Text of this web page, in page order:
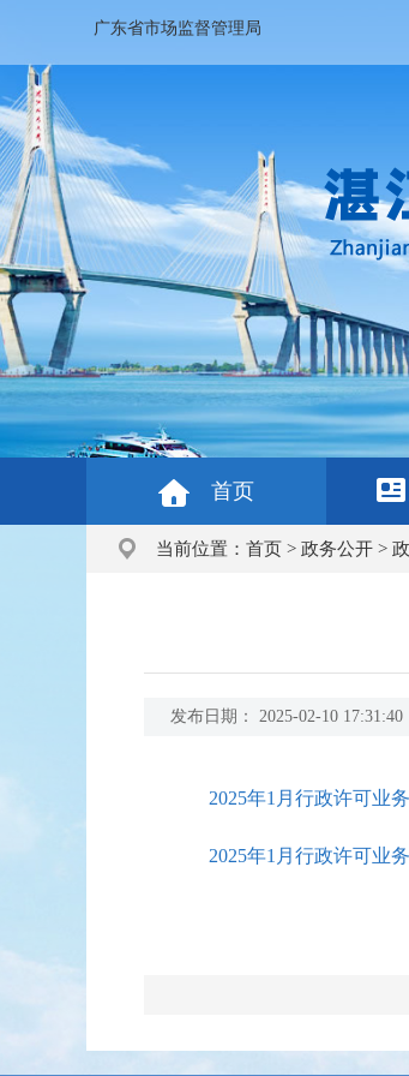
广东省市场监督管理局
首页
当前位置： 首页 > 政务公开 >
发布日期： 2025-02-10 17:31:40
2025年1月行政许可业
2025年1月行政许可业